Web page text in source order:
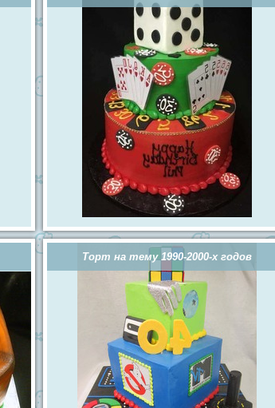
Торт на тему 1990-2000-х годов